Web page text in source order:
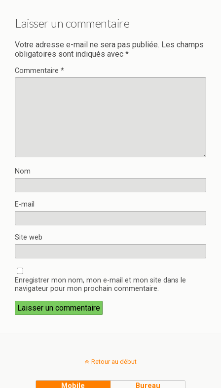
Laisser un commentaire
Votre adresse e-mail ne sera pas publiée. Les champs
obligatoires sont indiqués avec *
Commentaire *
Nom
E-mail
Site web
Enregistrer mon nom, mon e-mail et mon site dans le
navigateur pour mon prochain commentaire.
Retour au début
Mobile Bureau